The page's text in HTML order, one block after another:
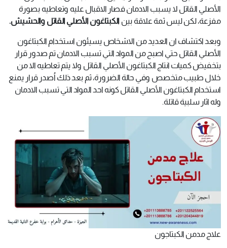
الأصلي القاتل لا يسبب الادمان فصار الاقبال عليه وتعاطيه بصورة
مفزعة، لكن ليس ثمة علاقة بين الكبتاغون الأصلي القاتل والحشيش.
وبعد اكتشاف ان العديد من الاشخاص يسيئون استخدام الكبتاغون
الأصلي القاتل حتي اصبح من المواد التي تسبب الادمان تم صدور قرار
بتخفيض كميات انتاج الكبتاغون الأصلي القاتل ولا يتم تعاطيه الا من
خلال طبيب متخصص وفي حالة الضرورة، ثم بعد ذلك اُصدر قرار يمنع
استخدام الكبتاغون الأصلي القاتل كونه احد المواد التي تسبب الادمان
وله اثار سلبية قاتلة.
علاج مدمن الكبتاجون